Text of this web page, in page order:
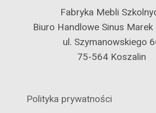
Fabryka Mebli
Biuro Handlowe Sinus Marek
ul. Szymanowskiego
75-564 Koszalin
Polityka prywatności